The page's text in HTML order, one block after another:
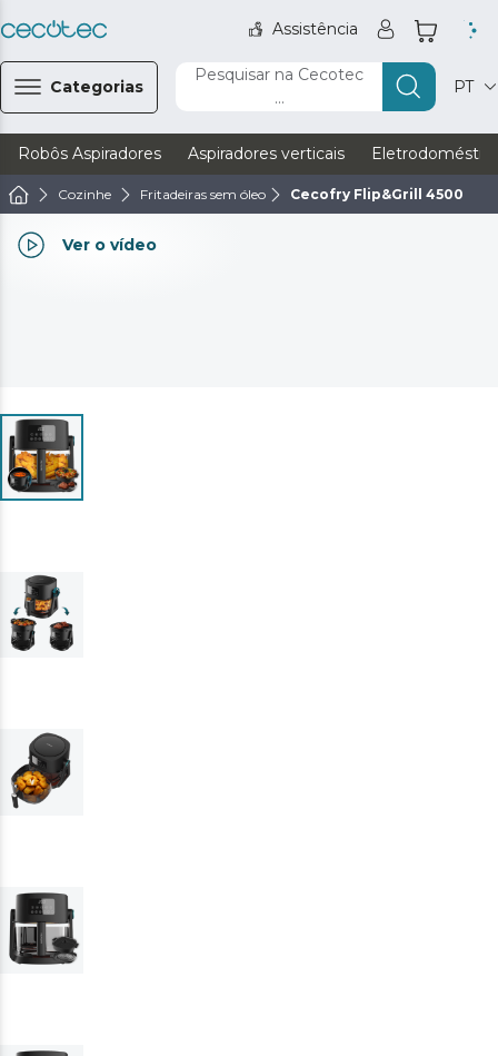
Assistência
Categorias
Pesquisar na Cecotec
...
PT
Robôs Aspiradores Aspiradores verticais
Cozinhe Fritadeiras sem óleo Cecofry Flip&Grill 4500
Ver o vídeo